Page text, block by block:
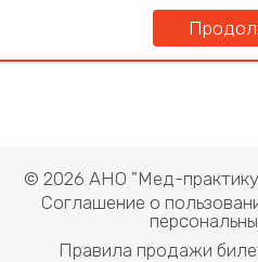
© 2026 АНО "Мед-
Соглашение о
Правила продажи